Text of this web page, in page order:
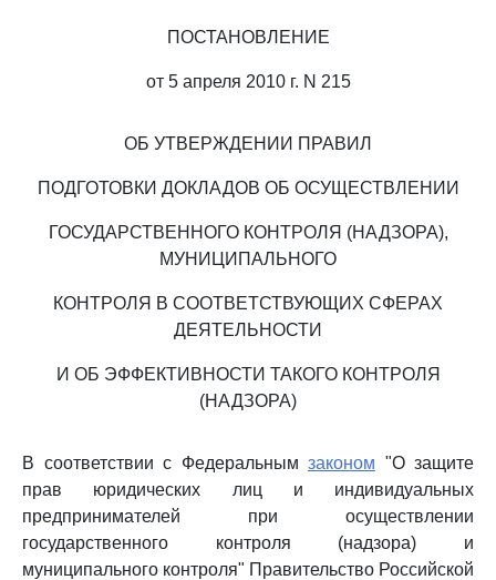
ПОСТАНОВЛЕНИЕ
от 5 апреля 2010 г. N 215
ОБ УТВЕРЖДЕНИИ ПРАВИЛ
ПОДГОТОВКИ ДОКЛАДОВ ОБ ОСУЩЕСТВЛЕНИИ
ГОСУДАРСТВЕННОГО КОНТРОЛЯ (НАДЗОРА),
МУНИЦИПАЛЬНОГО
КОНТРОЛЯ В СООТВЕТСТВУЮЩИХ СФЕРАХ
ДЕЯТЕЛЬНОСТИ
И ОБ ЭФФЕКТИВНОСТИ ТАКОГО КОНТРОЛЯ
(НАДЗОРА)
В соответствии с Федеральным законом "О защите
прав юридических лиц и индивидуальных
предпринимателей при осуществлении
государственного контроля (надзора) и
муниципального контроля" Правительство Российской